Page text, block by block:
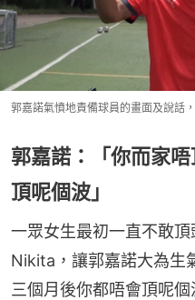
郭嘉諾氣憤地責備球員的畫面及說話
郭嘉諾：「你而家
頂呢個波」
一眾女生最初一直不敢
Nikita，讓郭嘉諾大為生
三個月後你都唔會頂呢